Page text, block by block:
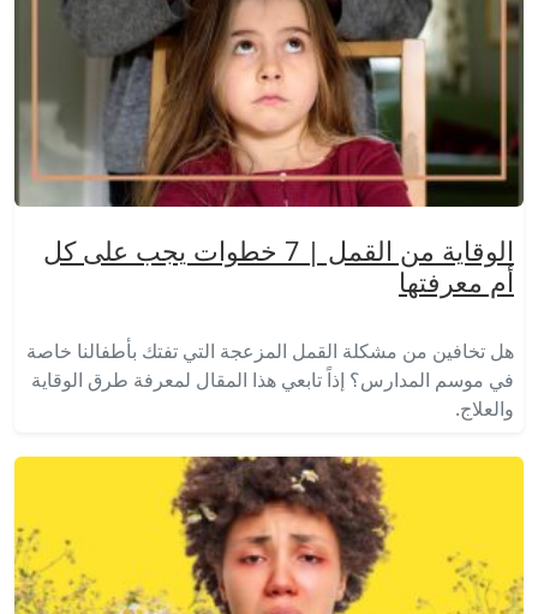
الوقاية من القمل | 7 خطوات يجب على كل
أم معرفتها
هل تخافين من مشكلة القمل المزعجة التي تفتك بأطفالنا خاصة
في موسم المدارس؟ إذاً تابعي هذا المقال لمعرفة طرق الوقاية
والعلاج.